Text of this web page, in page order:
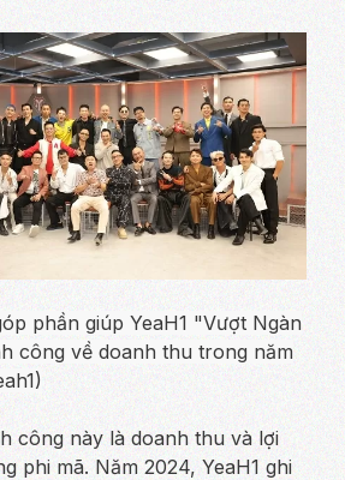
phần giúp YeaH1 "Vượt Ngàn
công về doanh thu trong năm
công này là doanh thu và lợi
phi mã. Năm 2024, YeaH1 ghi